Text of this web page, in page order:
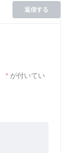
返信する
* が付いてい